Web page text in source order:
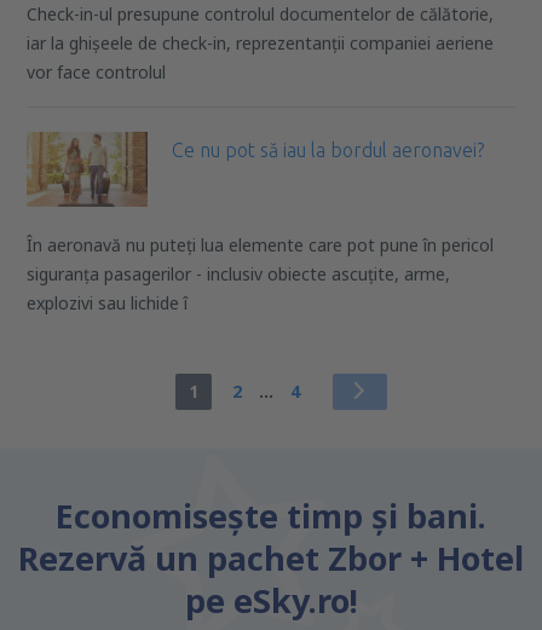
Check-in-ul presupune controlul documentelor de călătorie,
iar la ghișeele de check-in, reprezentanții companiei aeriene
vor face controlul
Ce nu pot să iau la bordul aeronavei?
În aeronavă nu puteți lua elemente care pot pune în pericol
siguranța pasagerilor - inclusiv obiecte ascuțite, arme,
explozivi sau lichide î
1 2 ... 4
Economiseşte timp și bani.
Rezervă un pachet Zbor + Hotel
pe eSky.ro!